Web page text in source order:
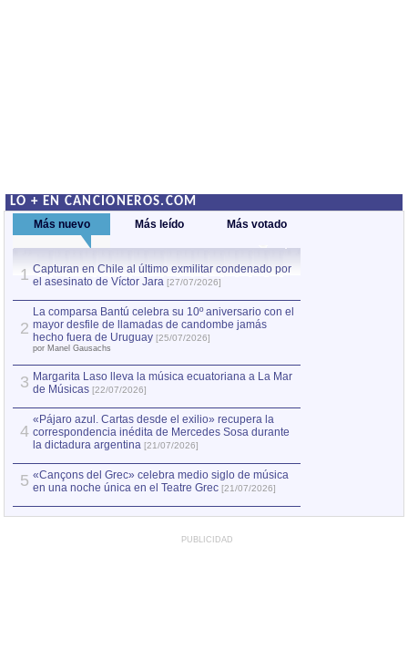
LO + EN CANCIONEROS.COM
Más nuevo Más leído Más votado
1 Capturan en Chile al último exmilitar condenado por
el asesinato de Víctor Jara [27/07/2026]
2
La comparsa Bantú celebra su 10º aniversario con el
mayor desfile de llamadas de candombe jamás
hecho fuera de Uruguay [25/07/2026]
por Manel Gausachs
3 Margarita Laso lleva la música ecuatoriana a La Mar
de Músicas [22/07/2026]
4
«Pájaro azul. Cartas desde el exilio» recupera la
correspondencia inédita de Mercedes Sosa durante
la dictadura argentina [21/07/2026]
5 «Cançons del Grec» celebra medio siglo de música
en una noche única en el Teatre Grec [21/07/2026]
PUBLICIDAD